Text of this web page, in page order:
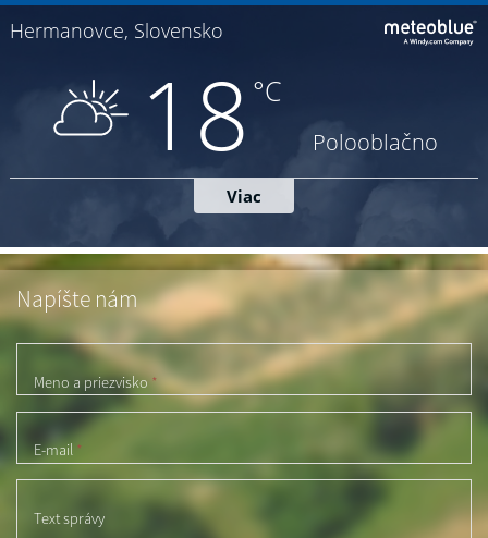
Napíšte nám
Meno a priezvisko*
E-mail *
Text správy